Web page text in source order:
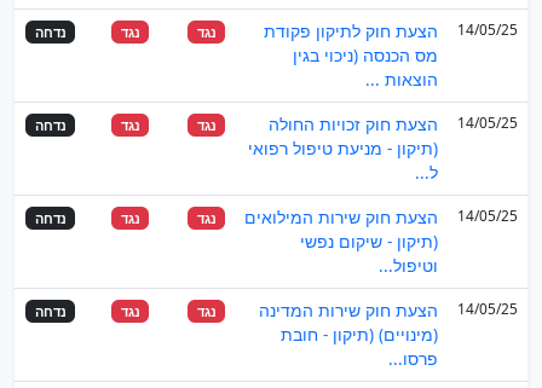
14/05/25
הצעת חוק לתיקון פקודת
מס הכנסה (ניכוי בגין
הוצאות ...
נגד נגד נדחה
14/05/25
הצעת חוק זכויות החולה
(תיקון - מניעת טיפול רפואי
ל...
נגד נגד נדחה
14/05/25
הצעת חוק שירות המילואים
(תיקון - שיקום נפשי
וטיפול...
נגד נגד נדחה
14/05/25
הצעת חוק שירות המדינה
(מינויים) (תיקון - חובת
פרסו...
נגד נגד נדחה